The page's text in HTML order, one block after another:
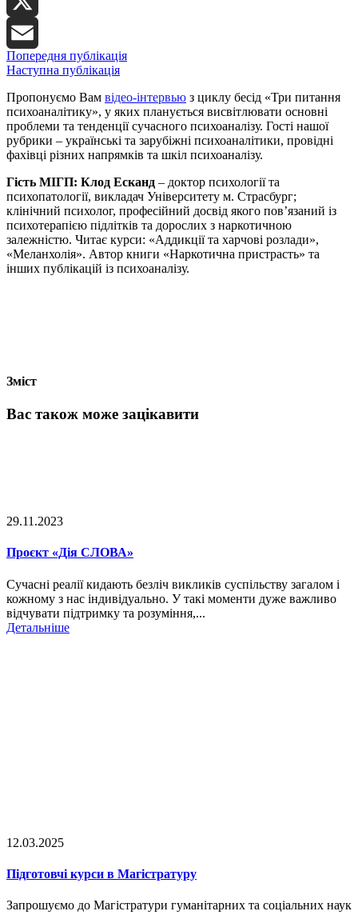
X
Email
Попередня публікація
Наступна публікація
Пропонуємо Вам відео-інтервью з циклу бесід «Три питання
психоаналітику», у яких планується висвітлювати основні
проблеми та тенденції сучасного психоаналізу. Гості нашої
рубрики – українські та зарубіжні психоаналітики, провідні
фахівці різних напрямків та шкіл психоаналізу.
Гість МІГП: Клод Есканд – доктор психології та
психопатології, викладач Університету м. Страсбург;
клінічний психолог, професійний досвід якого пов’язаний із
психотерапією підлітків та дорослих з наркотичною
залежністю. Читає курси: «Аддикції та харчові розлади»,
«Меланхолія». Автор книги «Наркотична пристрасть» та
інших публікацій із психоаналізу.
Зміст
Вас також може зацікавити
29.11.2023
Проєкт «Дія СЛОВА»
Сучасні реалії кидають безліч викликів суспільству загалом і
кожному з нас індивідуально. У такі моменти дуже важливо
відчувати підтримку та розуміння,...
Детальніше
12.03.2025
Підготовчі курси в Магістратуру
Запрошуємо до Магістратури гуманітарних та соціальних наук